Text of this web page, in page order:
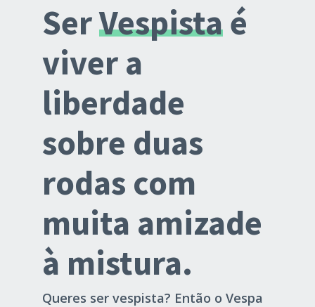
SerVespistaé
viver a
liberdade
sobre duas
rodas com
muita amizade
à mistura.
Queres ser vespista? Então o Vespa